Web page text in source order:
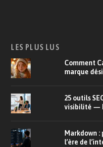
LES PLUS LUS
Comment
marque
25 outils
visibilité —
Markdown :
l’ère de